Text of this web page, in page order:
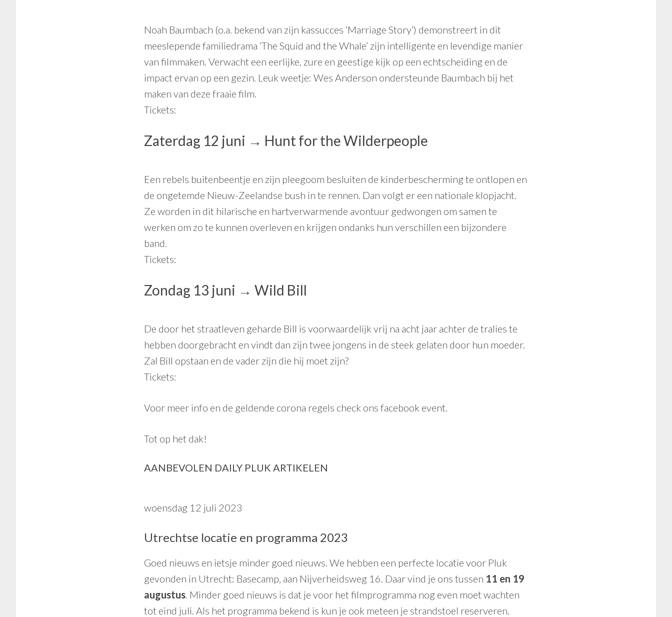
Noah Baumbach (o.a. bekend van zijn kassucces ‘Marriage Story’) demonstreert in dit
meeslepende familiedrama ‘The Squid and the Whale’ zijn intelligente en levendige manier
van filmmaken. Verwacht een eerlijke, zure en geestige kijk op een echtscheiding en de
impact ervan op een gezin. Leuk weetje: Wes Anderson ondersteunde Baumbach bij het
maken van deze fraaie film.
Tickets:
Zaterdag 12 juni → Hunt for the Wilderpeople
Een rebels buitenbeentje en zijn pleegoom besluiten de kinderbescherming te ontlopen en
de ongetemde Nieuw-Zeelandse bush in te rennen. Dan volgt er een nationale klopjacht.
Ze worden in dit hilarische en hartverwarmende avontuur gedwongen om samen te
werken om zo te kunnen overleven en krijgen ondanks hun verschillen een bijzondere
band.
Tickets:
Zondag 13 juni → Wild Bill
De door het straatleven geharde Bill is voorwaardelijk vrij na acht jaar achter de tralies te
hebben doorgebracht en vindt dan zijn twee jongens in de steek gelaten door hun moeder.
Zal Bill opstaan en de vader zijn die hij moet zijn?
Tickets:
Voor meer info en de geldende corona regels check ons facebook event.
Tot op het dak!
AANBEVOLEN DAILY PLUK ARTIKELEN
woensdag 12 juli 2023
Utrechtse locatie en programma 2023
Goed nieuws en ietsje minder goed nieuws. We hebben een perfecte locatie voor Pluk
gevonden in Utrecht: Basecamp, aan Nijverheidsweg 16. Daar vind je ons tussen 11 en 19
augustus. Minder goed nieuws is dat je voor het filmprogramma nog even moet wachten
tot eind juli. Als het programma bekend is kun je ook meteen je strandstoel reserveren.